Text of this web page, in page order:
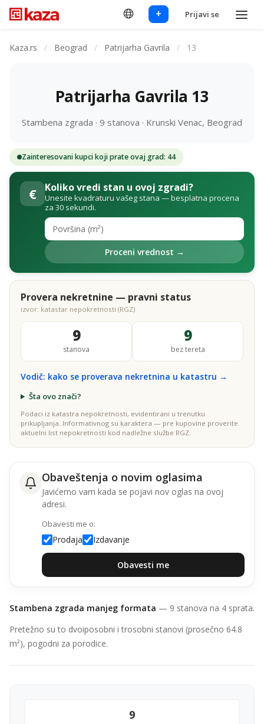
+ Prijavi se
Kaza.rs / Beograd / Patrijarha Gavrila / 13
Patrijarha Gavrila 13
Stambena zgrada · 9 stanova · Krunski Venac, Beograd
Zainteresovani kupci koji prate ovaj grad: 44
€ Koliko vredi stan u ovoj zgradi?
Unesite kvadraturu vašeg stana — besplatna procena
za 30 sekundi.
Proceni vrednost →
Provera nekretnine — pravni status
izvor: katastar nepokretnosti (RGZ)
9
stanova
9
bez tereta
Vodič: kako se proverava nekretnina u katastru →
Šta ovo znači?
Podaci iz katastra nepokretnosti, evidentirani u trenutku
prikupljanja. Informativnog su karaktera — pre kupovine proverite
aktuelni list nepokretnosti kod nadležne službe RGZ.
Obaveštenja o novim oglasima
Javićemo vam kada se pojavi nov oglas na ovoj
adresi.
Obavesti me o:
Prodaja Izdavanje
Obavesti me
Stambena zgrada manjeg formata — 9 stanova na 4 sprata.
Pretežno su to dvoiposobni i trosobni stanovi (prosečno 64.8
m²), pogodni za porodice.
9